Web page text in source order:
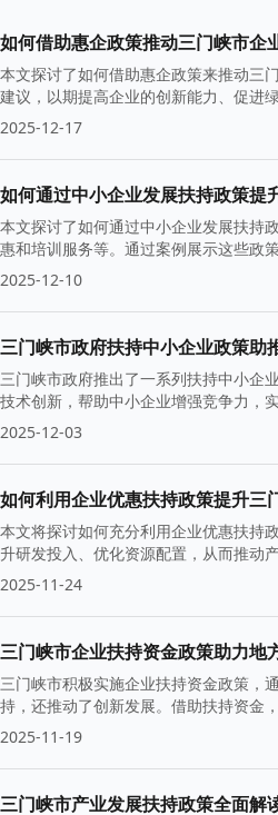
如何借助惠企政策推动三门峡市企
本文探讨了如何借助惠企政策来推动三
建议，以期提高企业的创新能力、促进
产业生态。
2025-12-17
如何通过中小企业发展扶持政策提
本文探讨了如何通过中小企业发展扶持
惠和培训服务等。通过案例展示这些政
2025-12-10
三门峡市政府扶持中小企业政策助
三门峡市政府推出了一系列扶持中小企
技术创新，帮助中小企业增强竞争力，
2025-12-03
如何利用企业优惠扶持政策提升三
本文将探讨如何充分利用企业优惠扶持
升研发投入、优化资源配置，从而推动
2025-11-24
三门峡市企业扶持资金政策助力地
三门峡市积极实施企业扶持资金政策，
持，还推动了创新发展。借助扶持资金
2025-11-19
三门峡市产业发展扶持政策全面解